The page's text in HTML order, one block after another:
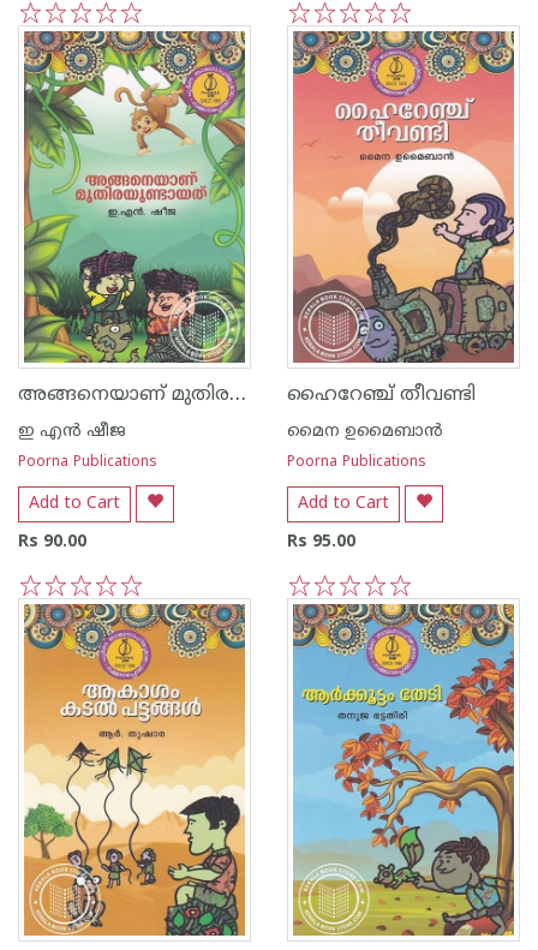
5
4
3
2
1 5
4
3
2
1
അങ്ങനെയാണ് മുതിരയുണ്ടായത്
ഇ എന്‍ ഷീജ
Poorna Publications
Add to Cart
Rs 90.00
5
4
3
2
1
ഹൈറേഞ്ച് തീവണ്ടി
മൈന ഉമൈബാന്‍
Poorna Publications
Add to Cart
Rs 95.00
5
4
3
2
1